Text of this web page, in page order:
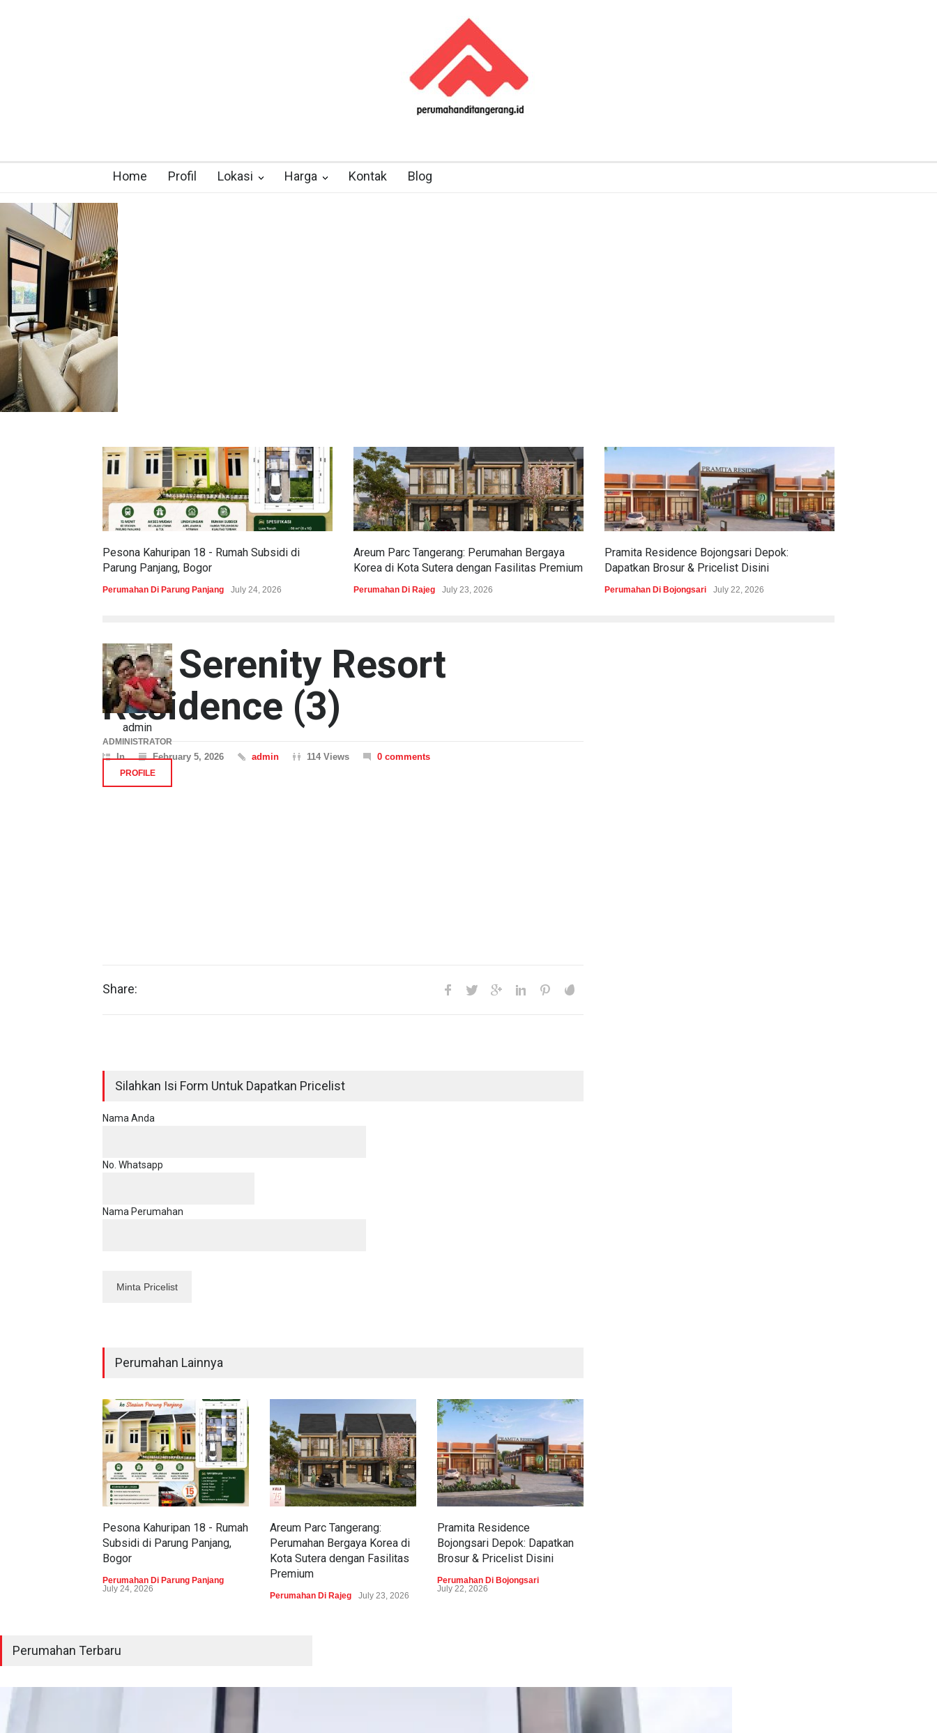
Home Profil Lokasi Harga Kontak Blog
Pesona Kahuripan 18 - Rumah Subsidi di
Parung Panjang, Bogor
Perumahan Di Parung Panjang July 24, 2026
Areum Parc Tangerang: Perumahan Bergaya
Korea di Kota Sutera dengan Fasilitas Premium
Perumahan Di Rajeg July 23, 2026
Pramita Residence Bojongsari Depok:
Dapatkan Brosur & Pricelist Disini
Perumahan Di Bojongsari July 22, 2026
The Serenity Resort
Residence (3)
In February 5, 2026 admin 114 Views 0 comments
admin
ADMINISTRATOR
PROFILE
Share:
Silahkan Isi Form Untuk Dapatkan Pricelist
Nama Anda
No. Whatsapp
Nama Perumahan
Perumahan Lainnya
Pesona Kahuripan 18 - Rumah
Subsidi di Parung Panjang,
Bogor
Perumahan Di Parung Panjang
July 24, 2026
Areum Parc Tangerang:
Perumahan Bergaya Korea di
Kota Sutera dengan Fasilitas
Premium
Perumahan Di Rajeg July 23, 2026
Pramita Residence
Bojongsari Depok: Dapatkan
Brosur & Pricelist Disini
Perumahan Di Bojongsari
July 22, 2026
Perumahan Terbaru